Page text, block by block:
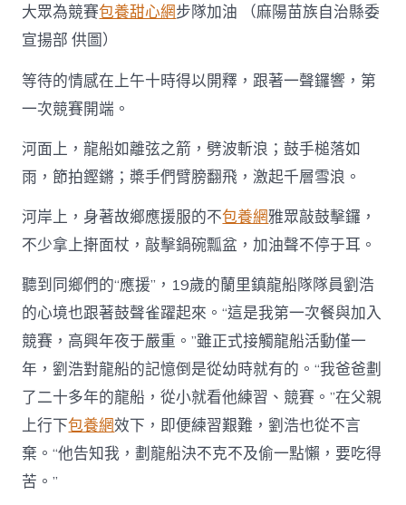
大眾為競賽包養甜心網步隊加油 （麻陽苗族自治縣委
宣揚部 供圖）
等待的情感在上午十時得以開釋，跟著一聲鑼響，第
一次競賽開端。
河面上，龍船如離弦之箭，劈波斬浪；鼓手槌落如
雨，節拍鏗鏘；槳手們臂膀翻飛，激起千層雪浪。
河岸上，身著故鄉應援服的不包養網雅眾敲鼓擊鑼，
不少拿上搟面杖，敲擊鍋碗瓢盆，加油聲不停于耳。
聽到同鄉們的“應援”，19歲的蘭里鎮龍船隊隊員劉浩
的心境也跟著鼓聲雀躍起來。“這是我第一次餐與加入
競賽，高興年夜于嚴重。”雖正式接觸龍船活動僅一
年，劉浩對龍船的記憶倒是從幼時就有的。“我爸爸劃
了二十多年的龍船，從小就看他練習、競賽。”在父親
上行下包養網效下，即便練習艱難，劉浩也從不言
棄。“他告知我，劃龍船決不克不及偷一點懶，要吃得
苦。”